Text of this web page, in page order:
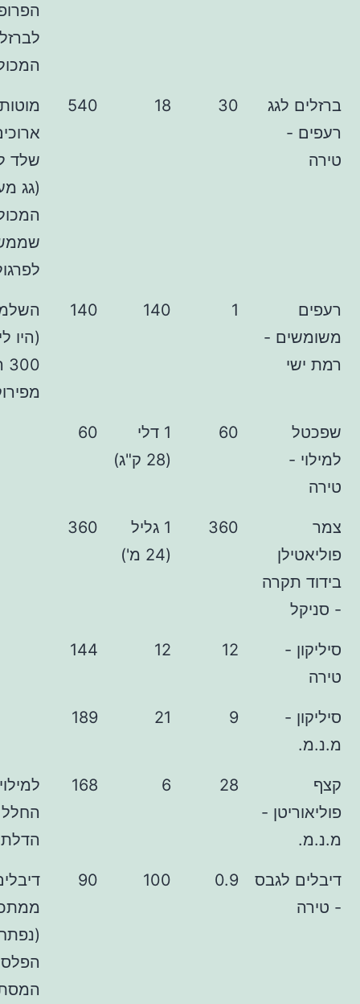
30
18
540
מוטות ברזל
ארוכים לבניית
שלד לפרגולה
-
1
140
140
השלמה בלבד
(היו לי איזה
300 רעפים
מפירוק בבית)
60
1 דלי
60
1 גליל
360
12
12
144
9
21
189
-
6
168
למילוי (איטום)
החלל שבתוך
0.9
100
90
דיבלים
(נפתחים, לא
המסתובב)